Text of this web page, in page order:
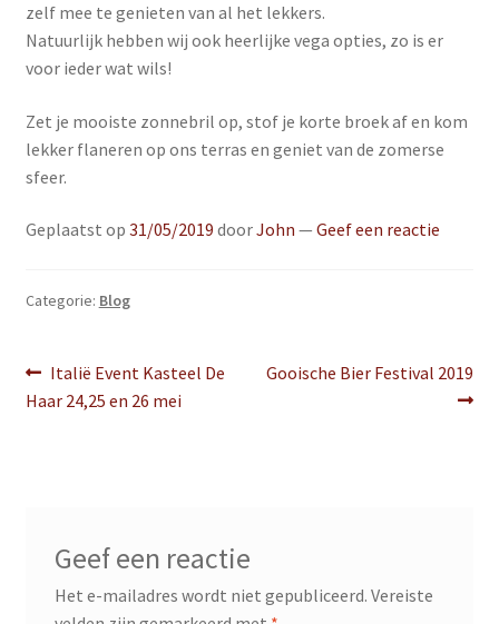
zelf mee te genieten van al het lekkers.
Natuurlijk hebben wij ook heerlijke vega opties, zo is er
voor ieder wat wils!
Zet je mooiste zonnebril op, stof je korte broek af en kom
lekker flaneren op ons terras en geniet van de zomerse
sfeer.
Geplaatst op 31/05/2019 doorJohn — Geef een reactie
Categorie: Blog
Berichtnavigatie
Vorig
bericht:
Italië Event Kasteel De
Haar 24,25 en 26 mei
Volgend
Gooische Bier Festival 2019
Geef een reactie
Het e-mailadres wordt niet gepubliceerd. Vereiste